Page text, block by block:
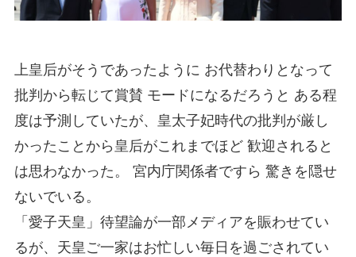
上皇后がそうであったように お代替わりとなって
批判から転じて賞賛 モードになるだろうと ある程
度は予測していたが、皇太子妃時代の批判が厳し
かったことから皇后がこれまでほど 歓迎されると
は思わなかった。 宮内庁関係者ですら 驚きを隠せ
ないでいる。
「愛子天皇」待望論が一部メディアを賑わせてい
るが、天皇ご一家はお忙しい毎日を過ごされてい